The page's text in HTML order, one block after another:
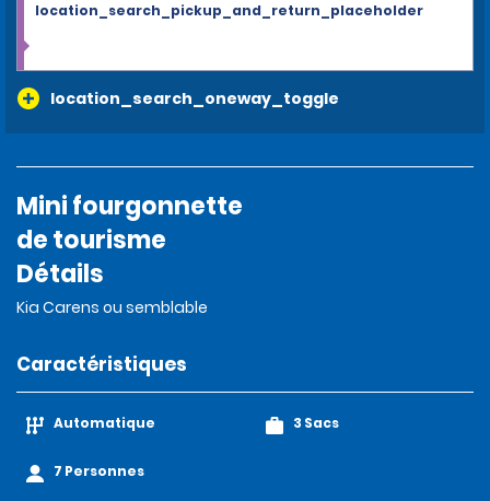
location_search_oneway_toggle
location_search_pickup_and_return_placeholder
Mini fourgonnette
de tourisme
Détails
Kia Carens ou semblable
Caractéristiques
Automatique
7 Personnes
3 Sacs